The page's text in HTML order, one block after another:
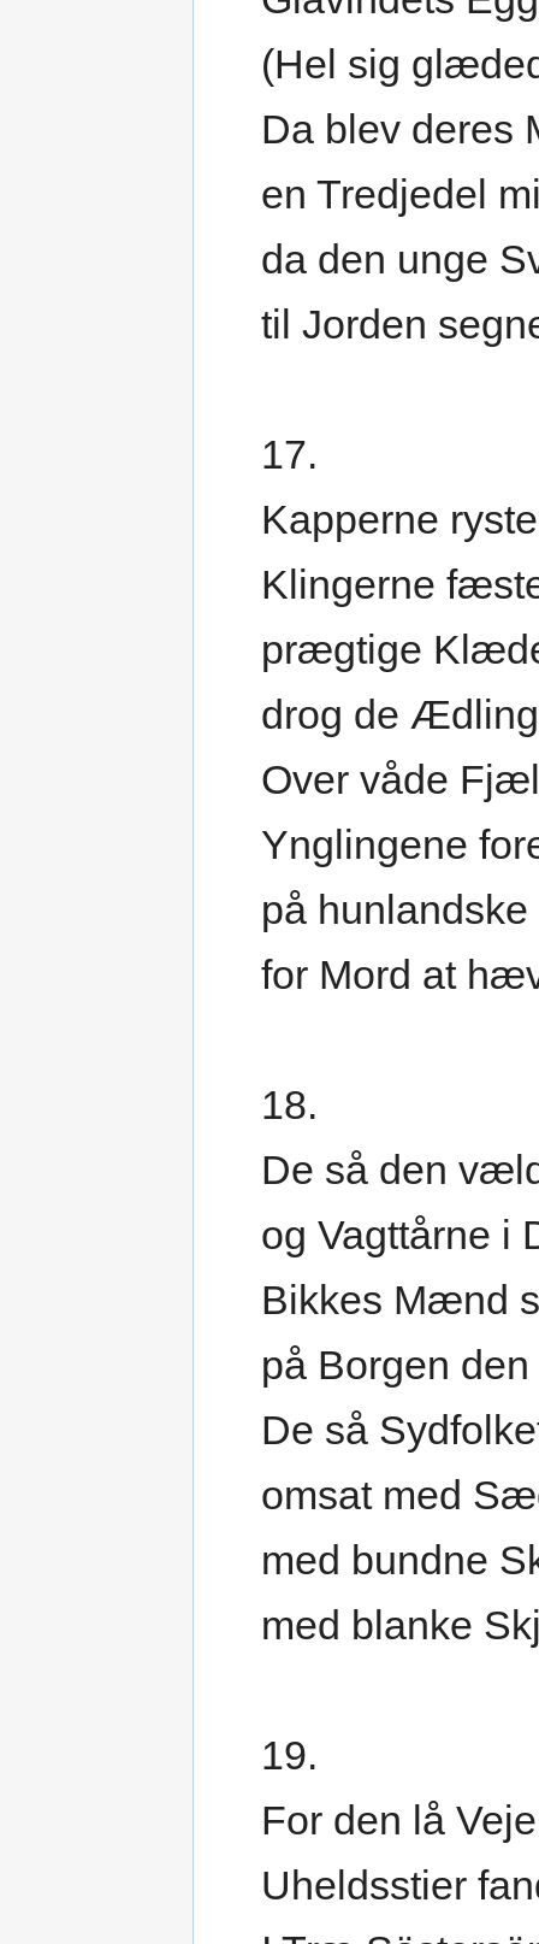
(Hel sig
Da blev deres
en Tredjedel
da den unge
til Jorden
17.
Kapperne
Klingerne
prægtige
drog de
Over våde
Ynglingene
på
for Mord at
18.
De så den
og Vagttårne i
Bikkes Mænd
på Borgen
De så
omsat med
med bundne
med blanke
19.
For den lå
Uheldsstier